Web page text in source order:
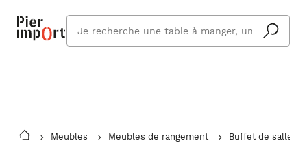
Vous êtes absent ? Pier Import s'adapte
et vous livre à votre retour.
En savoir plus
cherchez
vous ?
Meubles Meubles de rangement Buffet de salle à